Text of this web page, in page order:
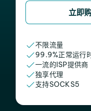
立即
不限流量
99.9%正常运行
一流的ISP提供商
独享代理
支持SOCKS5